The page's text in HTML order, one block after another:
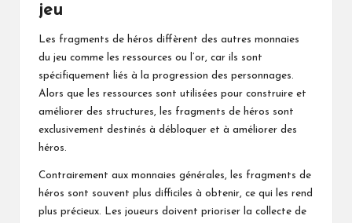
jeu
Les fragments de héros diffèrent des autres monnaies
du jeu comme les ressources ou l’or, car ils sont
spécifiquement liés à la progression des personnages.
Alors que les ressources sont utilisées pour construire et
améliorer des structures, les fragments de héros sont
exclusivement destinés à débloquer et à améliorer des
héros.
Contrairement aux monnaies générales, les fragments de
héros sont souvent plus difficiles à obtenir, ce qui les rend
plus précieux. Les joueurs doivent prioriser la collecte de